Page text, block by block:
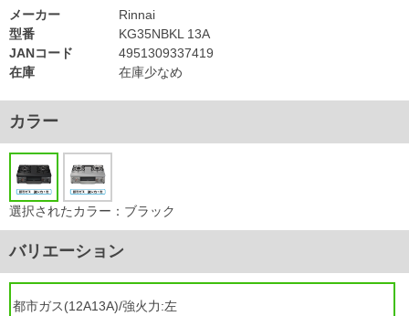
型番
KG35NBKL 13A
JANコード
4951309337419
在庫
在庫少なめ
メーカー Rinnai
カラー
選択されたカラー：ブラック
バリエーション
都市ガス(12A13A)/強火力:左